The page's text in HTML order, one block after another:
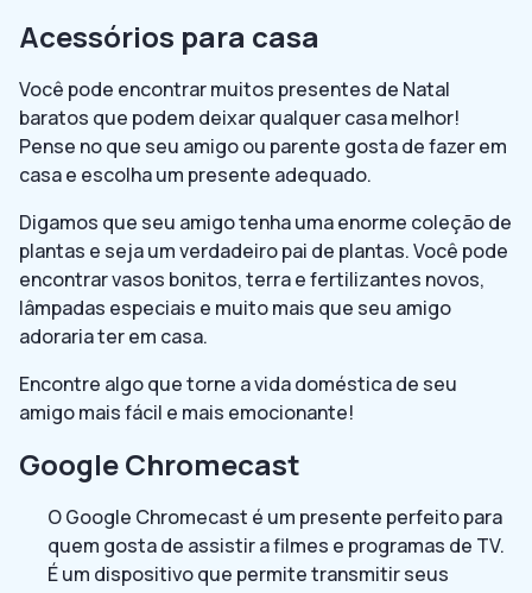
Acessórios para casa
Você pode encontrar muitos presentes de Natal
baratos que podem deixar qualquer casa melhor!
Pense no que seu amigo ou parente gosta de fazer em
casa e escolha um presente adequado.
Digamos que seu amigo tenha uma enorme coleção de
plantas e seja um verdadeiro pai de plantas. Você pode
encontrar vasos bonitos, terra e fertilizantes novos,
lâmpadas especiais e muito mais que seu amigo
adoraria ter em casa.
Encontre algo que torne a vida doméstica de seu
amigo mais fácil e mais emocionante!
Google Chromecast
O Google Chromecast é um presente perfeito para
quem gosta de assistir a filmes e programas de TV.
É um dispositivo que permite transmitir seus